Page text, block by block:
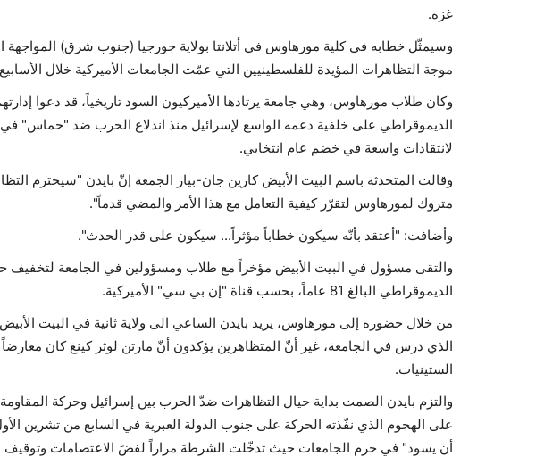
غزة.
وسيمثّل خطابه في كلية مورهاوس في أتلانتا بولاية جورجيا (جنوب شرق) المواجهة
موجة التظاهرات المؤيدة للفلسطينيين التي عمّت الجامعات الأميركية خلال
وكان طلاب مورهاوس، وهي جامعة يرتادها الأميركيون السود تاريخياً، قد دعوا
الديموقراطي على خلفية دعمه الواسع لإسرائيل منذ اندلاع الحرب ضد "حماس"
لانتقادات واسعة في خضم عام انتخابي.
وقالت المتحدثة باسم البيت الأبيض كارين جان-بيار الجمعة إنّ بايدن "سيحترم
متروك لمورهاوس لتقرّر كيفية التعامل مع هذا الأمر والمضي قدماً".
وأضافت: "أعتقد بأنّه سيكون خطاباً مؤثراً... سيكون على قدر الحدث".
والتقى مسؤول في البيت الأبيض مؤخراً مع طلاب ومسؤولين في الجامعة لتخفيف
الديموقراطي البالغ 81 عاماً، بحسب قناة "إن بي سي" الأميركية.
من خلال حضوره إلى مورهاوس، يريد بايدن الساعي الى ولاية ثانية في البيت
الذي درس في الجامعة، غير أنّ المتظاهرين يؤكدون أنّ مارتن لوثر كينغ كان
الستينيات.
والتزم بايدن الصمت بداية حيال التظاهرات ضدّ الحرب بين إسرائيل وحركة
على الهجوم الذي نفّذته الحركة على جنوب الدولة العبرية في السابع من تشرين
أن يسود" في حرم الجامعات حيث تدخّلت الشرطة مراراً لفضَ الاعتصامات وتوقيف